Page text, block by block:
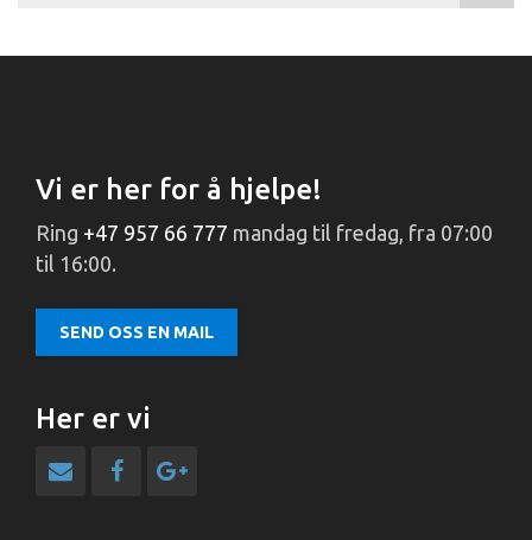
Vi er her for å hjelpe!
Ring +47 957 66 777 mandag til fredag, fra 07:00
til 16:00.
SEND OSS EN MAIL
Her er vi